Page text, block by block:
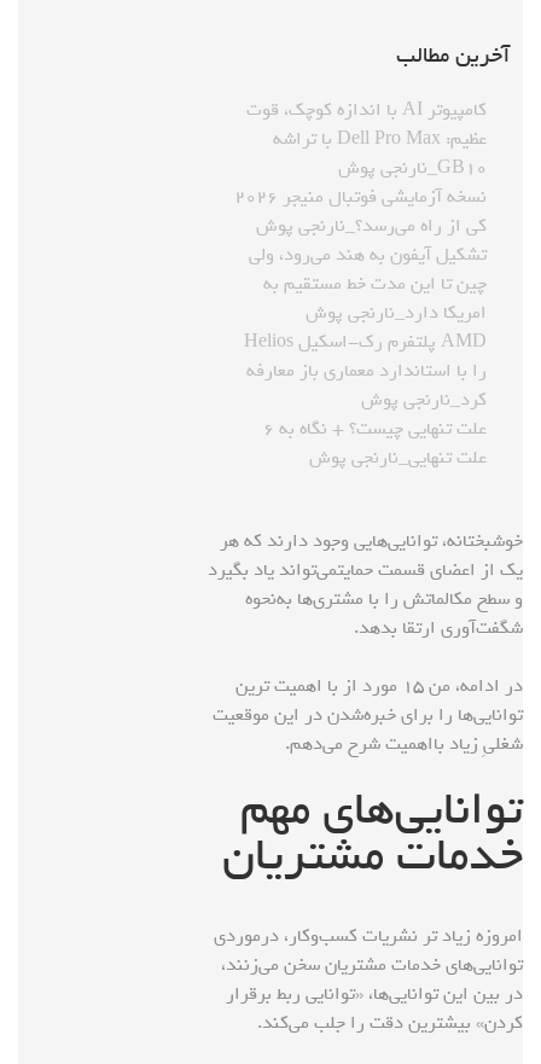
آخرین مطالب
کامپیوتر AI با اندازه کوچک، قوت
عظیم: Dell Pro Max با تراشه
GB۱۰_نارنجی پوش
نسخه آزمایشی فوتبال منیجر ۲۰۲۶
کی از راه می‌رسد؟_نارنجی پوش
تشکیل آیفون به هند می‌رود، ولی
چین تا این مدت خط مستقیم به
امریکا دارد_نارنجی پوش
AMD پلتفرم رک-اسکیل Helios
را با استاندارد معماری باز معارفه
کرد_نارنجی پوش
علت تنهایی چیست؟ + نگاه به ۶
علت تنهایی_نارنجی پوش
خوشبختانه، توانایی‌هایی وجود دارند که هر
یک از اعضای قسمت حمایتمی‌تواند یاد بگیرد
و سطح مکالماتش را با مشتری‌ها به‌نحوه
شگفت‌آوری ارتقا بدهد.
در ادامه، من ۱۵ مورد از با اهمیت ترین
توانایی‌ها را برای خبره‌شدن در این موقعیت
شغلیِ زیاد بااهمیت شرح می‌دهم.
توانایی‌های مهم
خدمات مشتریان
امروزه زیاد تر نشریات کسب‌وکار، درمورد‌ی
توانایی‌های خدمات مشتریان سخن می‌زنند،
در بین این توانایی‌ها، «توانایی ربط برقرار
کردن» بیشترین دقت را جلب می‌کند.